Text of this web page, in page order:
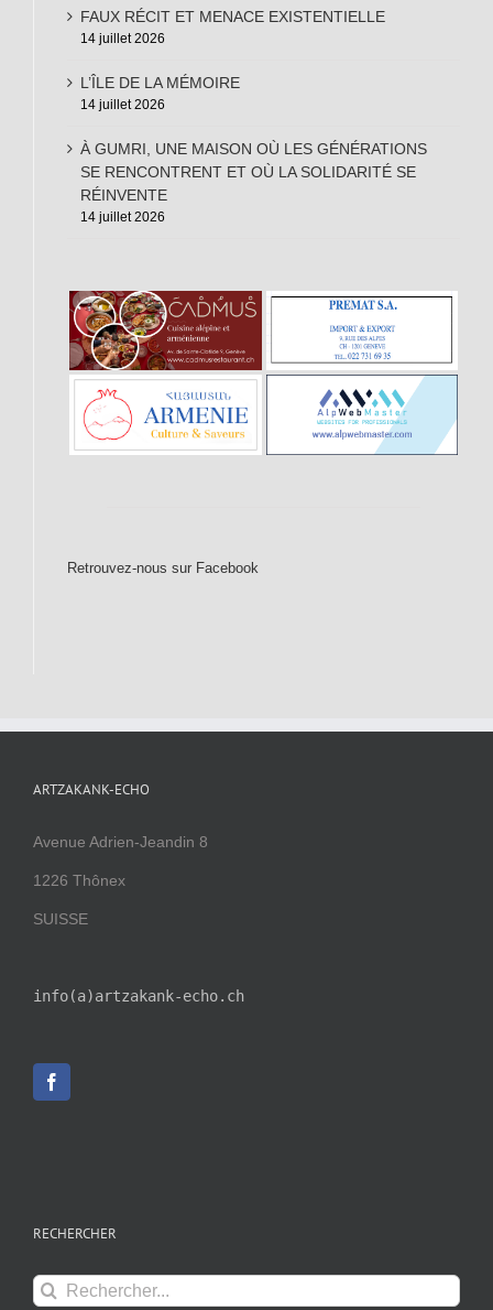
FAUX RÉCIT ET MENACE EXISTENTIELLE
14 juillet 2026
L’ÎLE DE LA MÉMOIRE
14 juillet 2026
À GUMRI, UNE MAISON OÙ LES GÉNÉRATIONS
SE RENCONTRENT ET OÙ LA SOLIDARITÉ SE
RÉINVENTE
14 juillet 2026
Retrouvez-nous sur Facebook
ARTZAKANK-ECHO
Avenue Adrien-Jeandin 8
1226 Thônex
SUISSE
info(a)artzakank-echo.ch
RECHERCHER
Rechercher: